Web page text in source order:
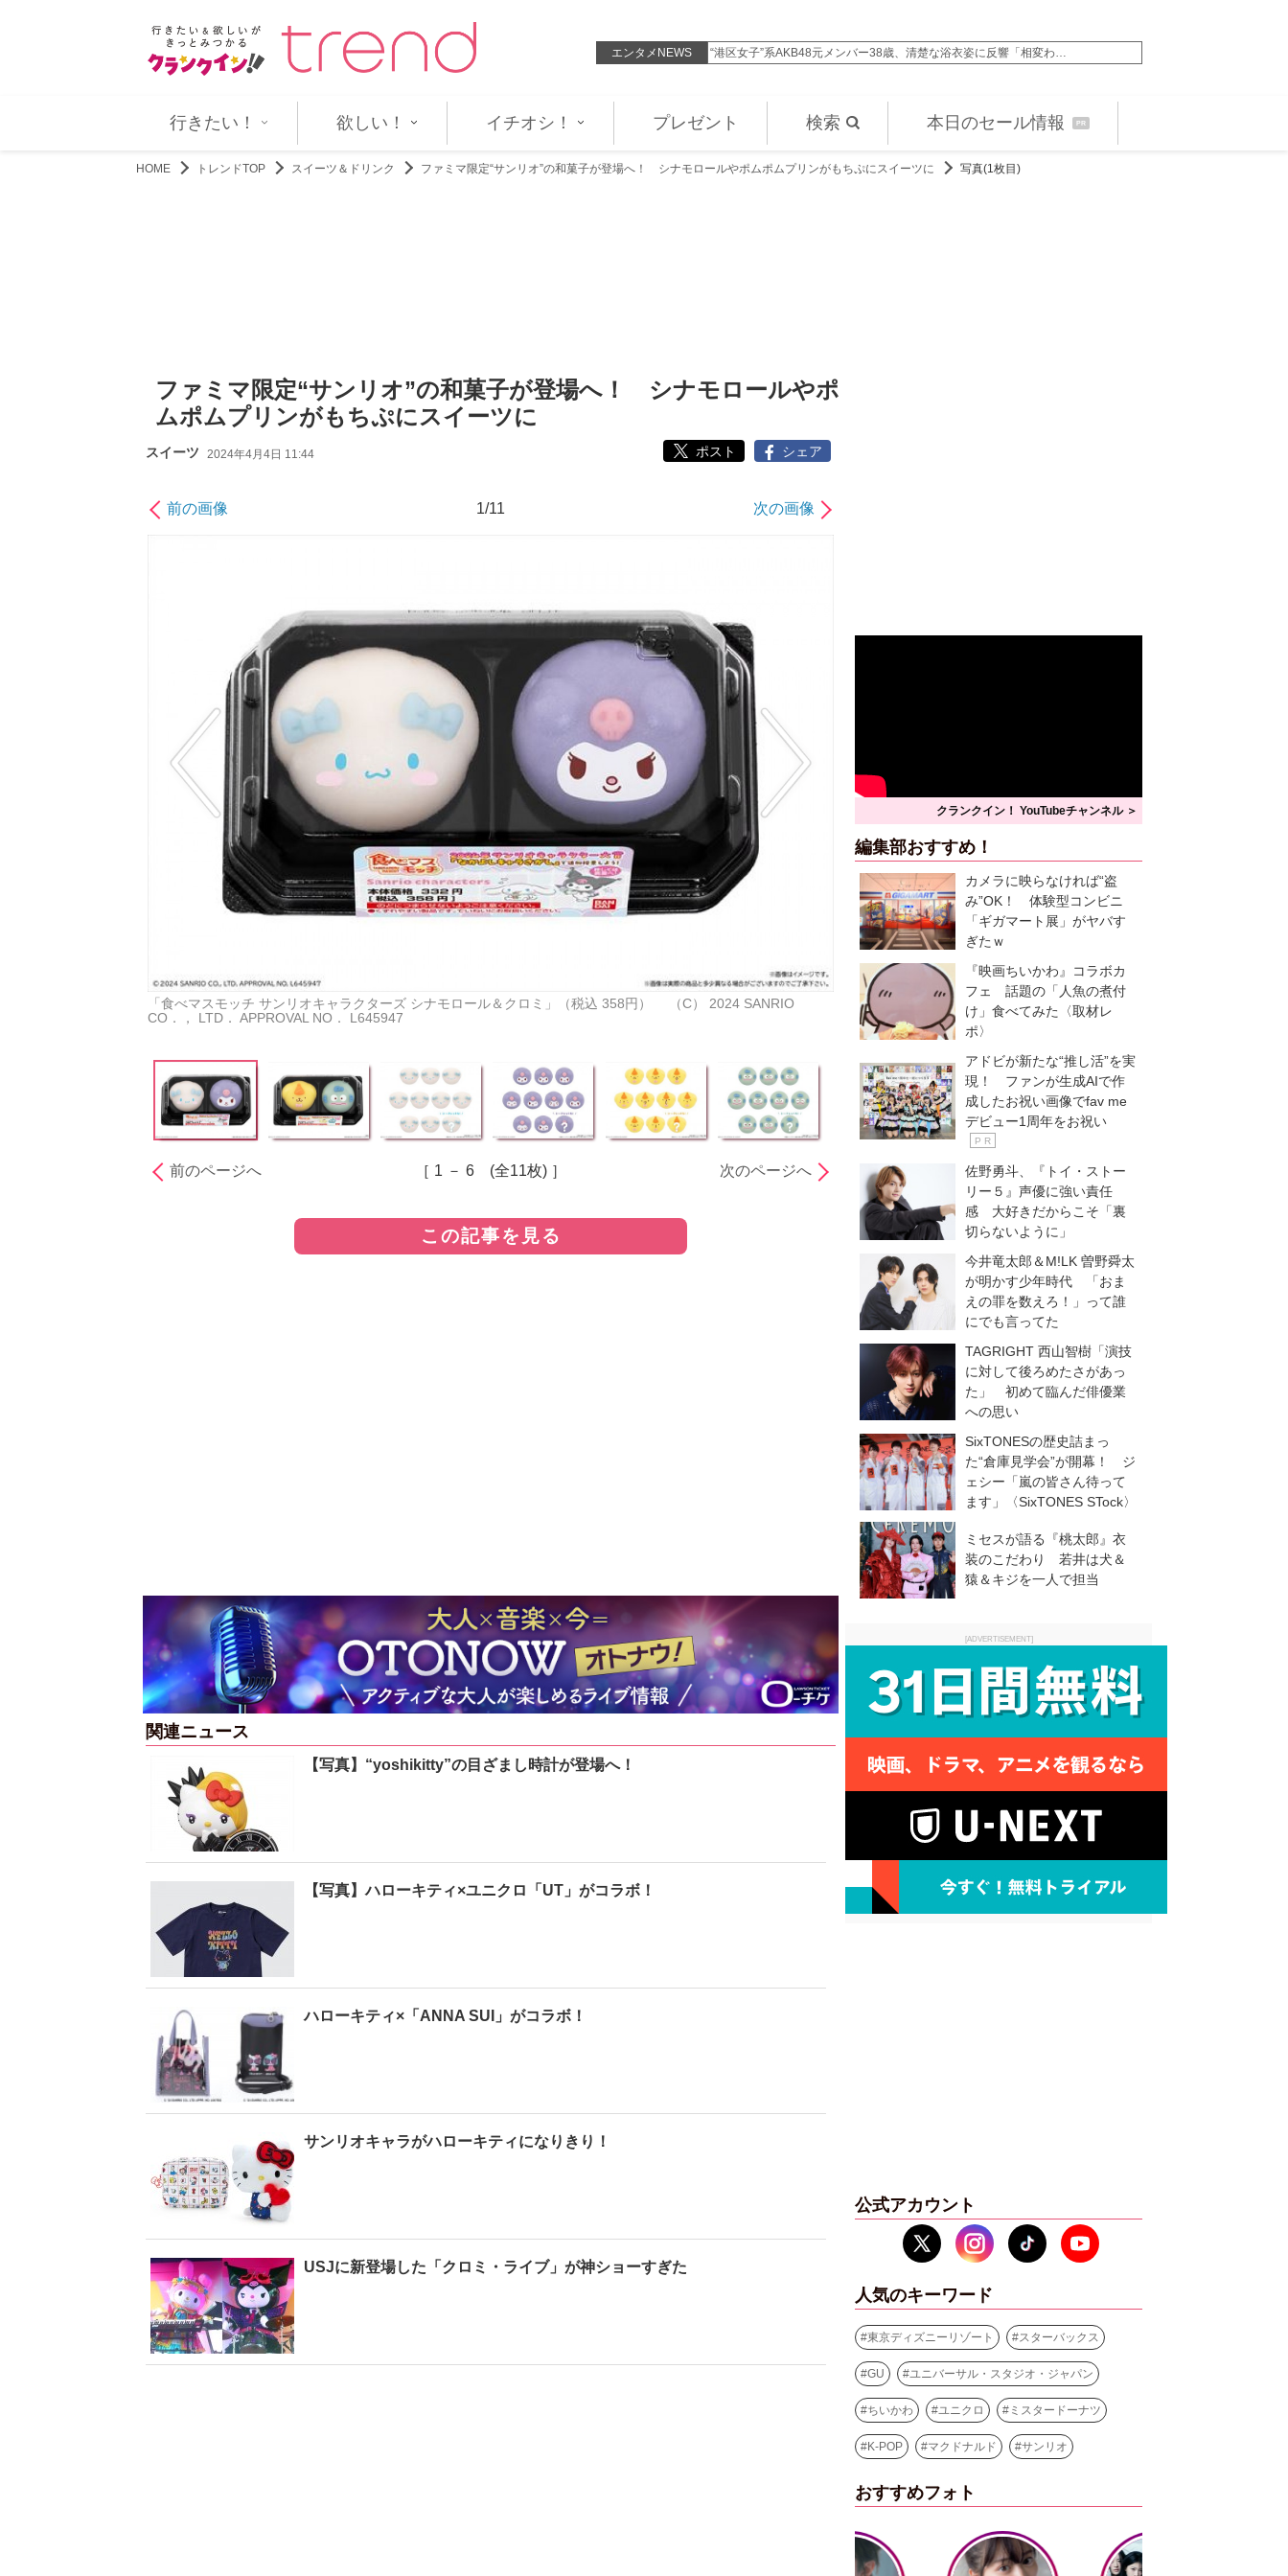
エンタメNEWS
トム・ハンクス製作総指揮『第二次世界大戦全史』 ノルマンディ… “港区女子”系AKB48元メンバー38歳、清楚な浴衣姿に反響「相変わ…
行きたい！ 欲しい！ イチオシ！ プレゼント 検索 本日のセール情報 PR
HOME トレンドTOP スイーツ＆ドリンク ファミマ限定“サンリオ”の和菓子が登場へ！ シナモロールやポムポムプリンがもちぷにスイーツに 写真(1枚目)
ファミマ限定“サンリオ”の和菓子が登場へ！ シナモロールやポ
ムポムプリンがもちぷにスイーツに
スイーツ 2024年4月4日 11:44 ポスト シェア
前の画像 1/11 次の画像
「食べマスモッチ サンリオキャラクターズ シナモロール＆クロミ」（税込 358円） （C） 2024 SANRIO
CO．， LTD． APPROVAL NO． L645947
前のページへ ［ 1 － 6 (全11枚) ］ 次のページへ
この記事を見る
関連ニュース
【写真】“yoshikitty”の目ざまし時計が登場へ！
【写真】ハローキティ×ユニクロ「UT」がコラボ！
ハローキティ×「ANNA SUI」がコラボ！
サンリオキャラがハローキティになりきり！
USJに新登場した「クロミ・ライブ」が神ショーすぎた
クランクイン！ YouTubeチャンネル ＞
編集部おすすめ！
カメラに映らなければ“盗
み”OK！ 体験型コンビニ
「ギガマート展」がヤバす
ぎたｗ
『映画ちいかわ』コラボカ
フェ 話題の「人魚の煮付
け」食べてみた〈取材レ
ポ〉
アドビが新たな“推し活”を実
現！ ファンが生成AIで作
成したお祝い画像でfav me
デビュー1周年をお祝い
P R
佐野勇斗、『トイ・ストー
リー５』声優に強い責任
感 大好きだからこそ「裏
切らないように」
今井竜太郎＆M!LK 曽野舜太
が明かす少年時代 「おま
えの罪を数えろ！」って誰
にでも言ってた
TAGRIGHT 西山智樹「演技
に対して後ろめたさがあっ
た」 初めて臨んだ俳優業
への思い
SixTONESの歴史詰まっ
た“倉庫見学会”が開幕！ ジ
ェシー「嵐の皆さん待って
ます」〈SixTONES STock〉
ミセスが語る『桃太郎』衣
装のこだわり 若井は犬＆
猿＆キジを一人で担当
[ADVERTISEMENT]
公式アカウント
人気のキーワード
#東京ディズニーリゾート #スターバックス
#GU #ユニバーサル・スタジオ・ジャパン
#ちいかわ #ユニクロ # ミスタードーナツ
#K-POP #マクドナルド #サンリオ
おすすめフォト